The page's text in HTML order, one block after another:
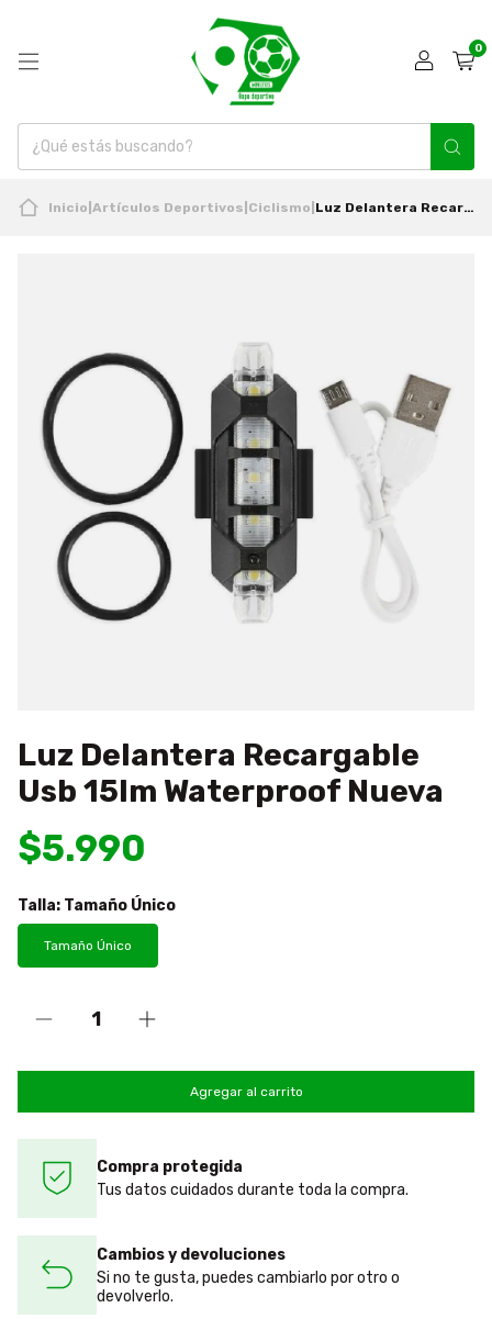
0
Inicio Artículos Deportivos Ciclismo Luz Delantera Recargable Usb 15lm Waterproof Nueva
Luz Delantera Recargable
Usb 15lm Waterproof Nueva
$5.990
Talla: Tamaño Único
Tamaño Único
Compra protegida
Tus datos cuidados durante toda la compra.
Cambios y devoluciones
Si no te gusta, puedes cambiarlo por otro o
devolverlo.